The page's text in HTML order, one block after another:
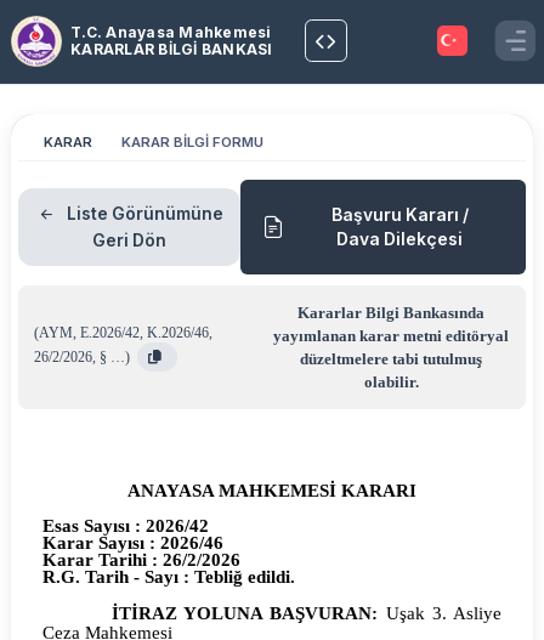
T.C. Anayasa Mahkemesi
KARARLAR BİLGİ BANKASI
KARAR KARAR BİLGİ FORMU
Liste Görünümüne
Geri Dön
Başvuru Kararı /
Dava Dilekçesi
(AYM, E.2026/42, K.2026/46,
26/2/2026, § …)
Kararlar Bilgi Bankasında
yayımlanan karar metni editöryal
düzeltmelere tabi tutulmuş
olabilir.